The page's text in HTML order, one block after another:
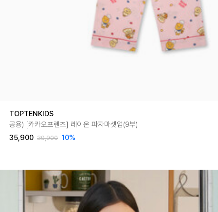
TOPTENKIDS
공용) [카카오프렌즈] 레이온 파자마셋업(9부)
35,900 39,900 10%